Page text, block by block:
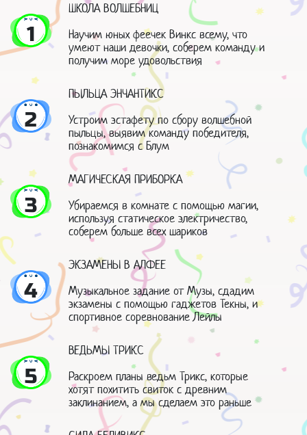
1
ШКОЛА ВОЛШЕБНИЦ
Научим юных феечек Винкс всему, что
умеют наши девочки, соберем команду и
получим море удовольствия
2
ПЫЛЬЦА ЭНЧАНТИКС
Устроим эстафету по сбору волшебной
пыльцы, выявим команду победителя,
познакомимся с Блум
3
МАГИЧЕСКАЯ ПРИБОРКА
Убираемся в комнате с помощью магии,
используя статическое электричество,
соберем больше всех шариков
4
ЭКЗАМЕНЫ В АЛФЕЕ
Музыкальное задание от Музы, сдадим
экзамены с помощью гаджетов Текны, и
спортивное соревнование Лейлы
5
ВЕДЬМЫ ТРИКС
Раскроем планы ведьм Трикс, которые
хотят похитить свиток с древним
заклинанием, а мы сделаем это раньше